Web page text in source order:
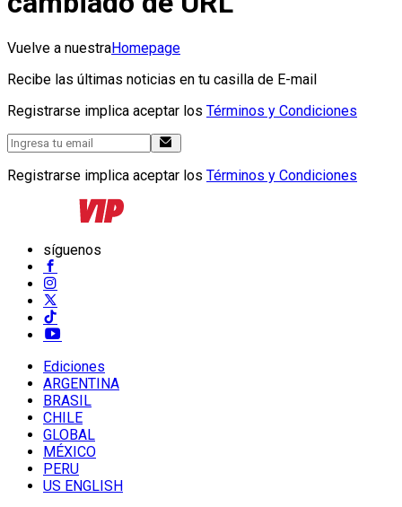
Vuelve a nuestraHomepage
Recibe las últimas noticias en tu casilla de E-mail
Registrarse implica aceptar los Términos y Condiciones
Registrarse implica aceptar los Términos y Condiciones
síguenos
Ediciones
ARGENTINA
BRASIL
CHILE
GLOBAL
MÉXICO
PERU
US ENGLISH